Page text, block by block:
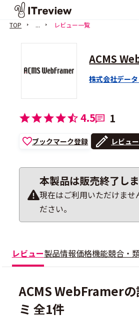
TOP ... レビュー一覧
ACMS
株式会社デー
4.5 1
ブックマーク登録 レビュ
本製品は販売終了しま
現在はご利用いただけませ
ださい。
レビュー製品情報価格機能競合・
ACMS WebFramerの
ミ 全1件